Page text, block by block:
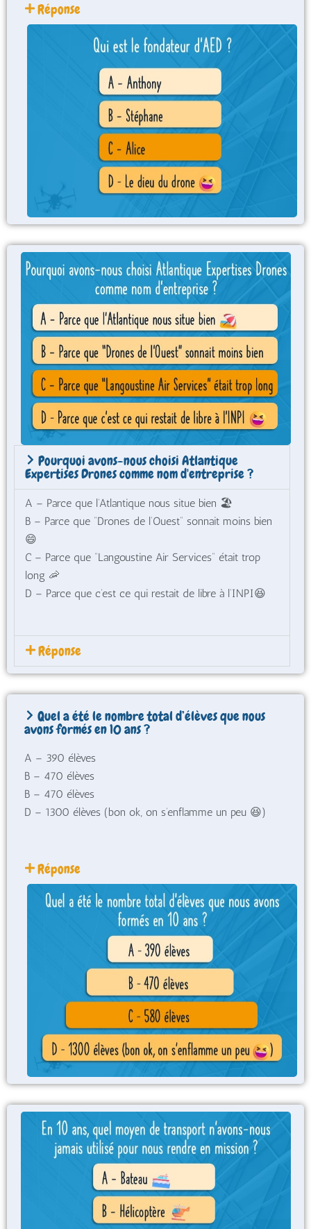
Réponse
Pourquoi avons-nous choisi Atlantique
Expertises Drones comme nom d'entreprise ?
A – Parce que l’Atlantique nous situe bien 🏖️
B – Parce que “Drones de l’Ouest” sonnait moins bien
😄
C – Parce que “Langoustine Air Services” était trop
long 🦐
D – Parce que c’est ce qui restait de libre à l’INPI😆
Réponse
Quel a été le nombre total d’élèves que nous
avons formés en 10 ans ?
A – 390 élèves
B – 470 élèves
B – 470 élèves
D – 1300 élèves (bon ok, on s’enflamme un peu 😆)
Réponse